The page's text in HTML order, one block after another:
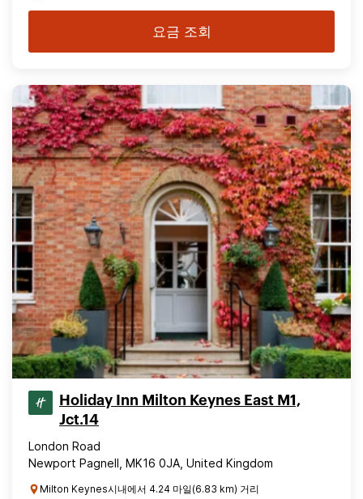
요금 조회
Holiday Inn Milton Keynes East M1,
Jct.14
London Road
Newport Pagnell, MK16 0JA, United Kingdom
Milton Keynes시내에서 4.24 마일(6.83 km) 거리